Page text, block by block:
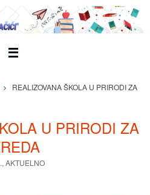
REALIZOVANA ŠKOLA U PRIRODI ZA
U PRIRODI ZA
,AKTUELNO